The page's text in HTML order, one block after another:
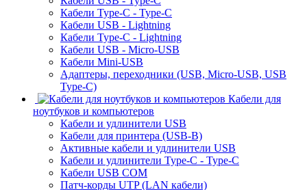
Кабели Type-C - Type-C
Кабели USB - Lightning
Кабели Type-C - Lightning
Кабели USB - Micro-USB
Кабели Mini-USB
Адаптеры, переходники (USB, Micro-USB, USB
Type-C)
Кабели для
ноутбуков и компьютеров
Кабели и удлинители USB
Кабели для принтера (USB-B)
Активные кабели и удлинители USB
Кабели и удлинители Type-C - Type-C
Кабели USB COM
Патч-корды UTP (LAN кабели)